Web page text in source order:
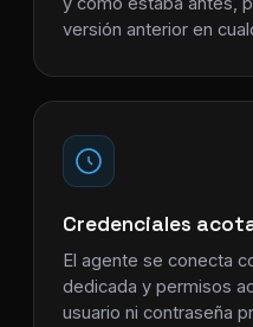
versión anterior en
Credenciales
El agente se conecta
dedicada y permisos
usuario ni contraseña